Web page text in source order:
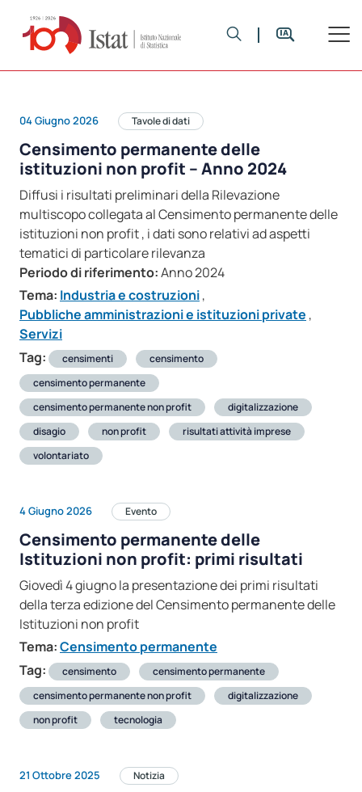
04 Giugno 2026 Tavole di dati
Censimento permanente delle
istituzioni non profit – Anno 2024
Diffusi i risultati preliminari della Rilevazione
multiscopo collegata al Censimento permanente delle
istituzioni non profit , i dati sono relativi ad aspetti
tematici di particolare rilevanza
Periodo di riferimento:Anno 2024
Tema: Industria e costruzioni,
Pubbliche amministrazioni e istituzioni private ,
Servizi
Tag:
censimenti
censimento
censimento permanente
censimento permanente non profit
digitalizzazione
disagio
non profit
risultati attività imprese
volontariato
4 Giugno 2026 Evento
Censimento permanente delle
Istituzioni non profit: primi risultati
Giovedì 4 giugno la presentazione dei primi risultati
della terza edizione del Censimento permanente delle
Istituzioni non profit
Tema:Censimento permanente
Tag:
censimento
censimento permanente
censimento permanente non profit
digitalizzazione
non profit
tecnologia
21 Ottobre 2025 Notizia